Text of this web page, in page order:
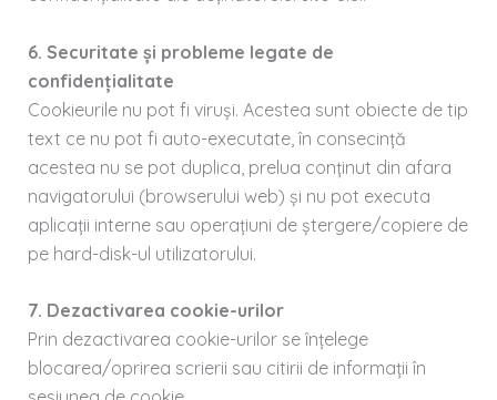
6. Securitate și probleme legate de
confidențialitate
Cookieurile nu pot fi viruși. Acestea sunt obiecte de tip
text ce nu pot fi auto-executate, în consecință
acestea nu se pot duplica, prelua conținut din afara
navigatorului (browserului web) și nu pot executa
aplicații interne sau operațiuni de ștergere/copiere de
pe hard-disk-ul utilizatorului.
7. Dezactivarea cookie-urilor
Prin dezactivarea cookie-urilor se înțelege
blocarea/oprirea scrierii sau citirii de informații în